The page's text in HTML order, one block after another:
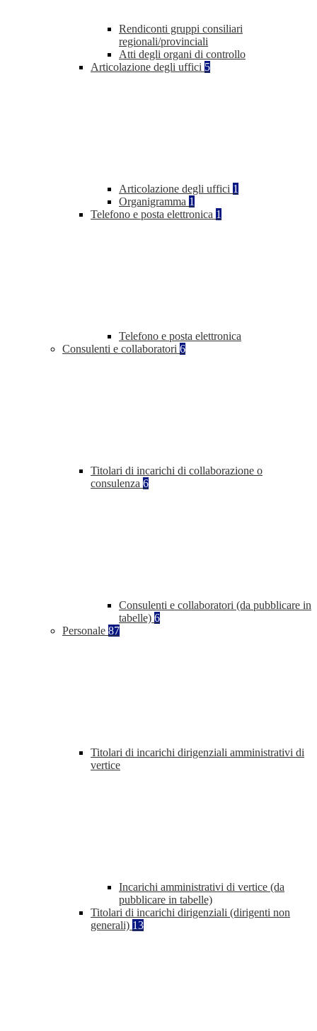
Rendiconti gruppi consiliari
regionali/provinciali
Atti degli organi di controllo
Articolazione degli uffici 5
Articolazione degli uffici 1
Organigramma 1
Telefono e posta elettronica 1
Telefono e posta elettronica
Consulenti e collaboratori 6
Titolari di incarichi di collaborazione o
consulenza 6
Consulenti e collaboratori (da pubblicare in
tabelle) 6
Personale 87
Titolari di incarichi dirigenziali amministrativi di
vertice
Incarichi amministrativi di vertice (da
pubblicare in tabelle)
Titolari di incarichi dirigenziali (dirigenti non
generali) 13